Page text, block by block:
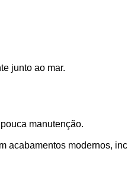
junto ao mar.
manutenção.
acabamentos modernos,